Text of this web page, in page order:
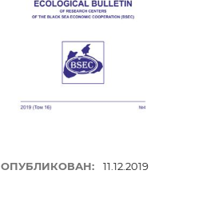
ОПУБЛИКОВАН: 11.12.2019